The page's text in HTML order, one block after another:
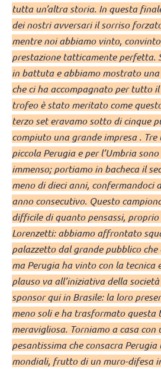
tutta un’altra storia. In questa
dei nostri avversari il sorriso
mentre noi abbiamo vinto,
prestazione tatticamente perfetta.
in battuta e abbiamo mostrato
che ci ha accompagnato per tutto
trofeo è stato meritato come
terzo set eravamo sotto di cinque
compiuto una grande impresa .
piccola Perugia e per l’Umbria
immenso; portiamo in bacheca il
meno di dieci anni, confermandoci
anno consecutivo. Questo
difficile di quanto pensassi,
Lorenzetti: abbiamo affrontato
palazzetto dal grande pubblico
ma Perugia ha vinto con la tecnica
plauso va all’iniziativa della
sponsor qui in Brasile: la loro
meno soli e ha trasformato
meravigliosa. Torniamo a casa con
pesantissima che consacra Perugia
mondiali, frutto di un muro-difesa